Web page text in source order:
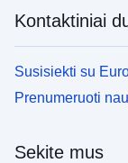
Kontaktiniai
Susisiekti su
Prenumeruoti
Sekite mus